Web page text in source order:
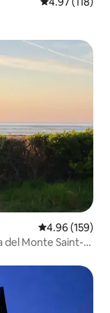
Calificación
4.96 (159)
del Monte Saint-